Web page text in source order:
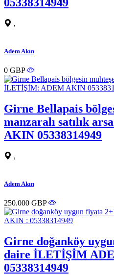
,
Adem Akın
0 GBP
Girne Bellapais
manzaralı satılık
AKIN 05338314949
,
Adem Akın
250.000 GBP
Girne doğanköy
daire İLETİŞİM
05338314949